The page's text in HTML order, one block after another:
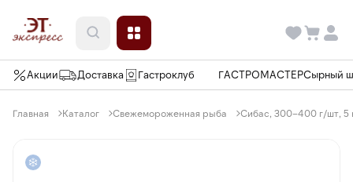
Акции Доставка Гастроклуб ГАСТРОМАСТЕРСырный
Главная Каталог Свежемороженная рыба Сибас, 300–400 г/шт, 5